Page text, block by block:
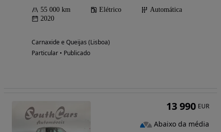
55 000 km Elétrico
Automática
2020
Carnaxide e Queijas (Lisboa)
Particular • Publicado
13 990 EUR
Abaixo da média